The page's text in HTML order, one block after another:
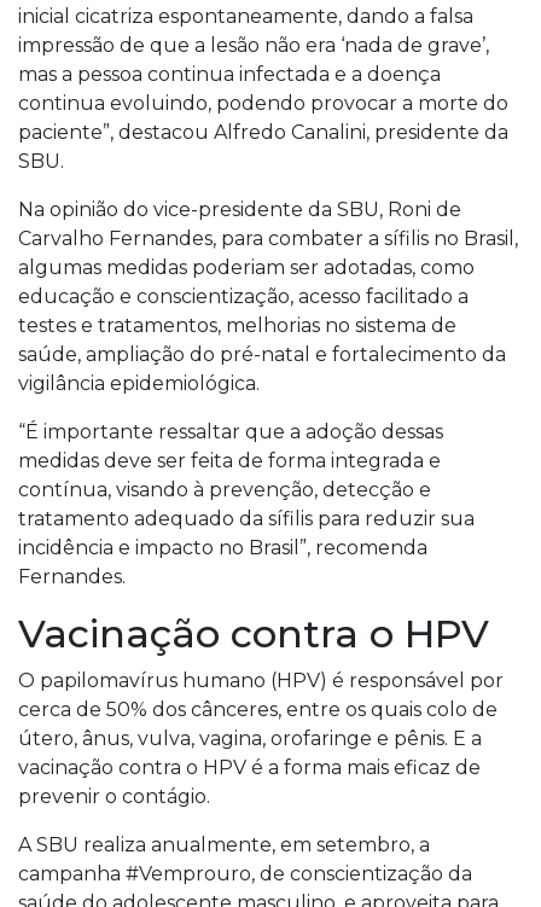
inicial cicatriza espontaneamente, dando a falsa
impressão de que a lesão não era ‘nada de grave’,
mas a pessoa continua infectada e a doença
continua evoluindo, podendo provocar a morte do
paciente”, destacou Alfredo Canalini, presidente da
SBU.
Na opinião do vice-presidente da SBU, Roni de
Carvalho Fernandes, para combater a sífilis no Brasil,
algumas medidas poderiam ser adotadas, como
educação e conscientização, acesso facilitado a
testes e tratamentos, melhorias no sistema de
saúde, ampliação do pré-natal e fortalecimento da
vigilância epidemiológica.
“É importante ressaltar que a adoção dessas
medidas deve ser feita de forma integrada e
contínua, visando à prevenção, detecção e
tratamento adequado da sífilis para reduzir sua
incidência e impacto no Brasil”, recomenda
Fernandes.
Vacinação contra o HPV
O papilomavírus humano (HPV) é responsável por
cerca de 50% dos cânceres, entre os quais colo de
útero, ânus, vulva, vagina, orofaringe e pênis. E a
vacinação contra o HPV é a forma mais eficaz de
prevenir o contágio.
A SBU realiza anualmente, em setembro, a
campanha #Vemprouro, de conscientização da